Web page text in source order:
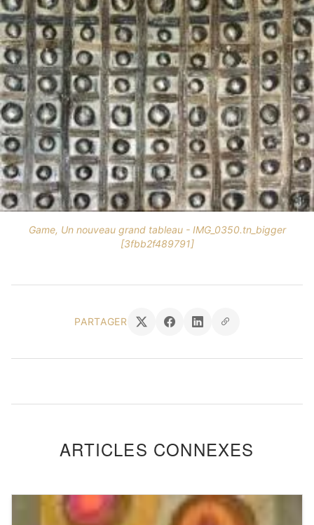
Game, Un nouveau grand tableau - IMG_0350.tn_bigger
[3fbb2f489791]
PARTAGER
ARTICLES CONNEXES